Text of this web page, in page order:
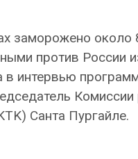
заморожено
против России
интервью
Санта Пургайле.